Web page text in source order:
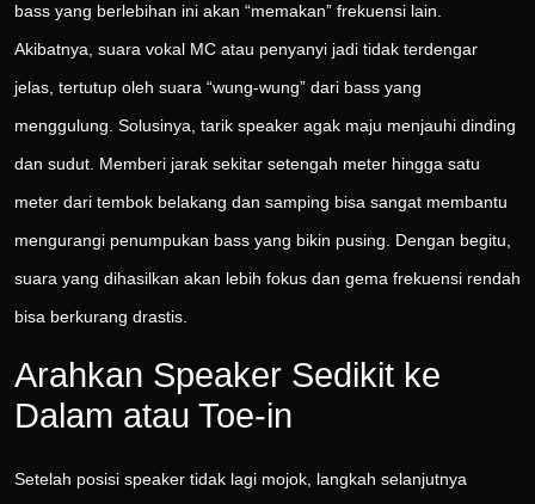
bass yang berlebihan ini akan “memakan” frekuensi lain.
Akibatnya, suara vokal MC atau penyanyi jadi tidak terdengar
jelas, tertutup oleh suara “wung-wung” dari bass yang
menggulung. Solusinya, tarik speaker agak maju menjauhi dinding
dan sudut. Memberi jarak sekitar setengah meter hingga satu
meter dari tembok belakang dan samping bisa sangat membantu
mengurangi penumpukan bass yang bikin pusing. Dengan begitu,
suara yang dihasilkan akan lebih fokus dan gema frekuensi rendah
bisa berkurang drastis.
Arahkan Speaker Sedikit ke
Dalam atau Toe-in
Setelah posisi speaker tidak lagi mojok, langkah selanjutnya